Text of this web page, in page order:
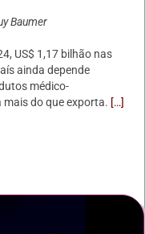
Baumer
US$ 1,17 bilhão nas
ainda depende
médico-
mais do que exporta. […]